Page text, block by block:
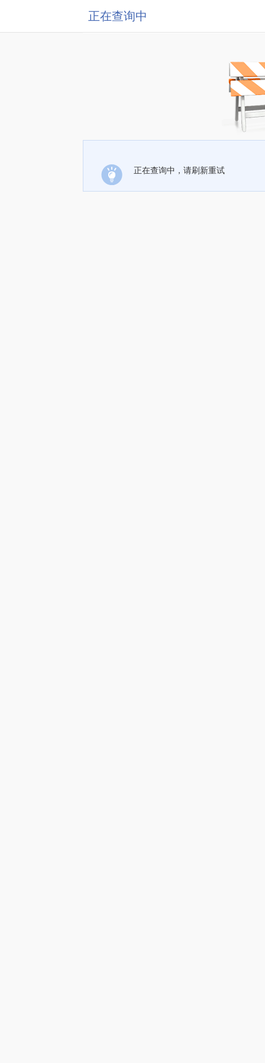
正在查询中
正在查询中，请刷新重试